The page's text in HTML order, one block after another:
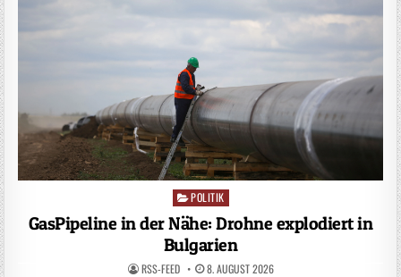
Posted
in
POLITIK
GasPipeline in der Nähe: Drohne explodiert in
Bulgarien
RSS-FEED 8. AUGUST 2026